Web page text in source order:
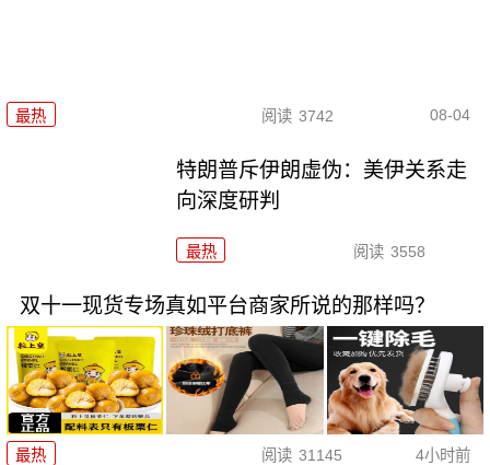
最热 阅读 3742 08-04
特朗普斥伊朗虚伪：美伊关系走
向深度研判
最热 阅读 3558
双十一现货专场真如平台商家所说的那样吗？
最热 阅读 31145 4小时前